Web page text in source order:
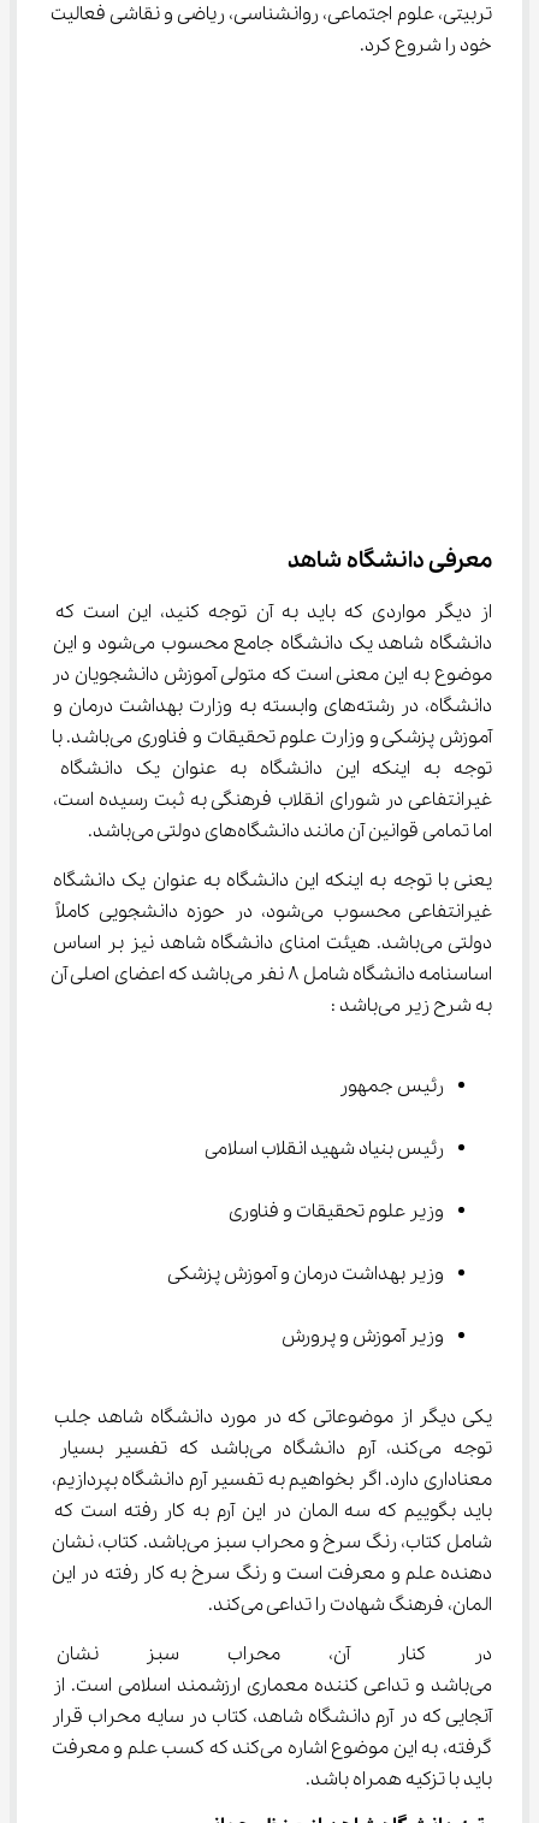
تربیتی، علوم اجتماعی، روانشناسی، ریاضی و نقاشی فعالیت
خود را شروع کرد.
معرفی دانشگاه شاهد
از دیگر مواردی که باید به آن توجه کنید، این است که
دانشگاه شاهد یک دانشگاه جامع محسوب می‌شود و این
موضوع به این معنی است که متولی آموزش دانشجویان در
دانشگاه، در رشته‌های وابسته به وزارت بهداشت درمان و
آموزش پزشکی و وزارت علوم تحقیقات و فناوری می‌باشد. با
توجه به اینکه این دانشگاه به عنوان یک دانشگاه
غیرانتفاعی در شورای انقلاب فرهنگی به ثبت رسیده است،
اما تمامی قوانین آن مانند دانشگاه‌های دولتی می‌باشد.
یعنی با توجه به اینکه این دانشگاه به عنوان یک دانشگاه
غیرانتفاعی محسوب می‌شود، در حوزه دانشجویی کاملاً
دولتی می‌باشد. هیئت امنای دانشگاه شاهد نیز بر اساس
اساسنامه دانشگاه شامل ۸ نفر می‌باشد که اعضای اصلی آن
به شرح زیر می‌باشد :
رئیس جمهور
رئیس بنیاد شهید انقلاب اسلامی
وزیر علوم تحقیقات و فناوری
وزیر بهداشت درمان و آموزش پزشکی
وزیر آموزش و پرورش
یکی دیگر از موضوعاتی که در مورد دانشگاه شاهد جلب
توجه می‌کند، آرم دانشگاه می‌باشد که تفسیر بسیار
معناداری دارد. اگر بخواهیم به تفسیر آرم دانشگاه بپردازیم،
باید بگوییم که سه المان در این آرم به کار رفته است که
شامل کتاب، رنگ سرخ و محراب سبز می‌باشد. کتاب، نشان
دهنده علم و معرفت است و رنگ سرخ به کار رفته در این
المان، فرهنگ شهادت را تداعی می‌کند.
در کنار آن، محراب سبز نشان
می‌باشد و تداعی کننده معماری ارزشمند اسلامی است. از
آنجایی که در آرم دانشگاه شاهد، کتاب در سایه محراب قرار
گرفته، به این موضوع اشاره می‌کند که کسب علم و معرفت
باید با تزکیه همراه باشد.